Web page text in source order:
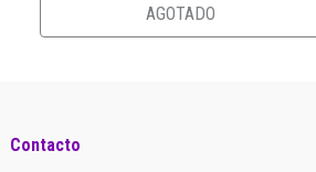
AGOTADO
Contacto